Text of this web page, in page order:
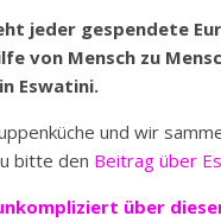
jeder gespendete
von Mensch zu
Eswatini.
und wir
bitte den Beitrag über
über